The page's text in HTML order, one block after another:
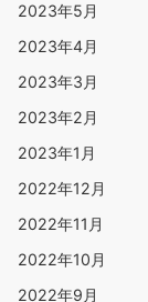
2023年5月
2023年4月
2023年3月
2023年2月
2023年1月
2022年12月
2022年11月
2022年10月
2022年9月